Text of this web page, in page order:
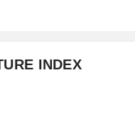
INDEX